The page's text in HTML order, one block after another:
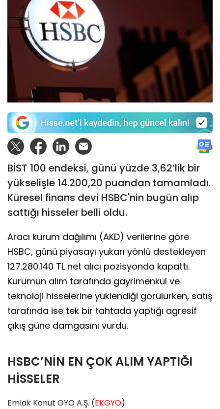
BİST 100 endeksi, günü yüzde 3,62’lik bir
yükselişle 14.200,20 puandan tamamladı.
Küresel finans devi HSBC'nin bugün alıp
sattığı hisseler belli oldu.
Aracı kurum dağılımı (AKD) verilerine göre
HSBC, günü piyasayı yukarı yönlü destekleyen
127.280.140 TL net alıcı pozisyonda kapattı.
Kurumun alım tarafında gayrimenkul ve
teknoloji hisselerine yüklendiği görülürken, satış
tarafında ise tek bir tahtada yaptığı agresif
çıkış güne damgasını vurdu.
HSBC’NİN EN ÇOK ALIM YAPTIĞI
HİSSELER
Emlak Konut GYO A.Ş. (EKGYO)